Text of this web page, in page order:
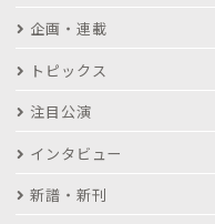
企画・連載
トピックス
注目公演
インタビュー
新譜・新刊